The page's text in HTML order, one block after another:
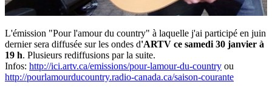
L'émission "Pour l'amour du country" à laquelle j'ai participé en juin
dernier sera diffusée sur les ondes d'ARTV ce samedi 30 janvier à
19 h. Plusieurs rediffusions par la suite.
Infos: http://ici.artv.ca/emissions/pour-lamour-du-country ou
http://pourlamourducountry.radio-canada.ca/saison-courante